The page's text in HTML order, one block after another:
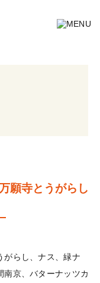
願寺とうがらし
がらし、ナス、緑ナ
南京、バターナッツカ